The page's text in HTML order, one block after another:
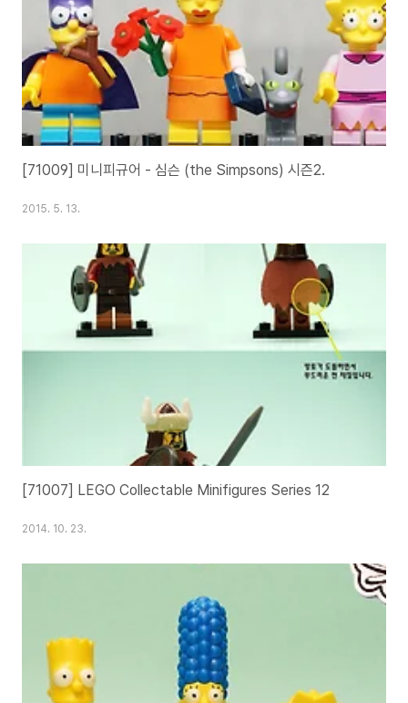
헤드와..
[71009] 미니피규어 - 심슨 (the Simpsons) 시즌2.
2015. 5. 13.
[71007] LEGO Collectable Minifigures Series 12
2014. 10. 23.